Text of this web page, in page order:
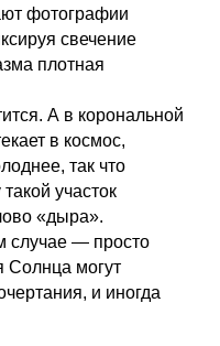
фотографии
свечение
плотная
А в корональной
в космос,
так что
участок
«дыра».
случае — просто
Солнца могут
и иногда